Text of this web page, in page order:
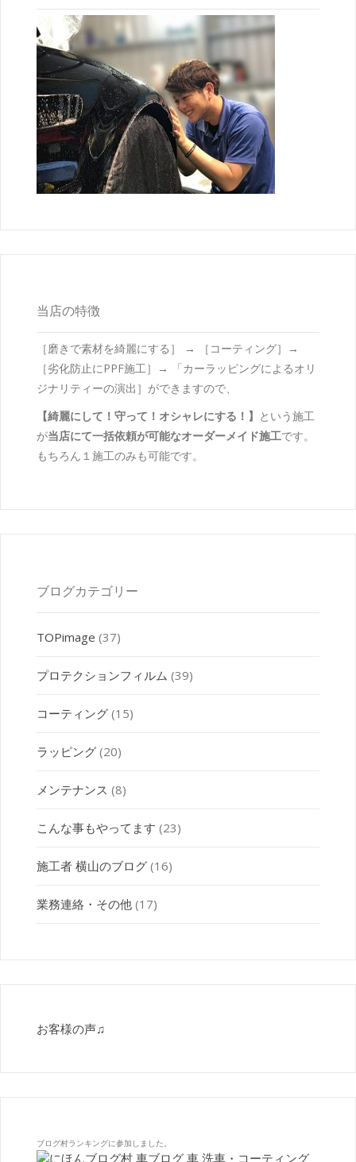
当店の特徴
［磨きで素材を綺麗にする］ → ［コーティング］→
［劣化防止にPPF施工］→ 「カーラッピングによるオリ
ジナリティーの演出］ができますので、
【綺麗にして！守って！オシャレにする！】
という施工
が当店にて一括依頼が可能なオーダーメイド施工です。
もちろん１施工のみも可能です。
ブログカテゴリー
TOPimage (37)
プロテクションフィルム (39)
コーティング(15)
ラッピング(20)
メンテナンス (8)
こんな事もやってます (23)
施工者 横山のブログ(16)
業務連絡・その他(17)
お客様の声♫
ブログ村ランキングに参加しました。